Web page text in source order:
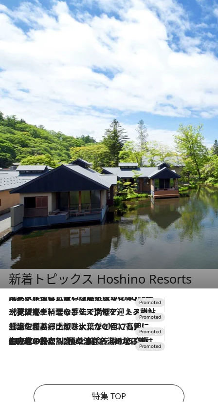
新着トピックス Hoshino Resorts
2026.7.31
【ホテル帰省】という選択肢をOMOが提案。家族とほどよい距離を保つには「昼は実家、夜は気兼ねなくホテルで！」
2026.7.24
【夏限定ディナーコース】旬を迎える稚鮎や花ズッキーニなどをイタリア・トスカーナの郷土料理の手法で満喫！
2026.7.17
「土佐和ハーブかき氷」がOMO7高知に登場！生姜、山椒、大葉など目にも舌にも涼を呼ぶ郷土の味
2026.7.10
NEW OPEN！【界 草津】名湯の地に誕生。趣の異なる2種の温泉と上州ならではの会席・蕎麦割烹など美食を味わう究極の癒やし旅
特集 TOP